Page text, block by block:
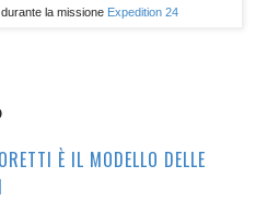
la missione Expedition 24
È IL MODELLO DELLE